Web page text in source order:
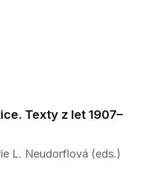
Texty z let 1907–
L. Neudorflová (eds.)